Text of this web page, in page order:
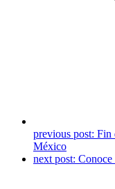
previous post: Fin
México
next post: Conoce